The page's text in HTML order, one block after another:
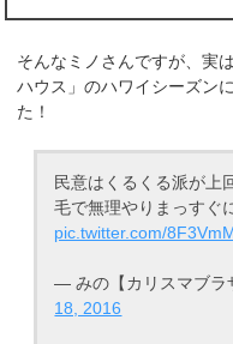
そんなミノさんですが、実
ハウス」のハワイシーズン
た！
民意はくるくる派が上
毛で無理やりまっすぐ
pic.twitter.com/
— みの【カリスマブラ
18, 2016